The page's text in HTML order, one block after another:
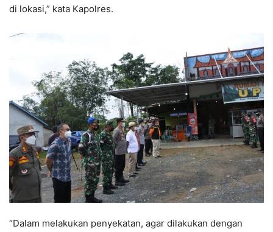
di lokasi,” kata Kapolres.
“Dalam melakukan penyekatan, agar dilakukan dengan